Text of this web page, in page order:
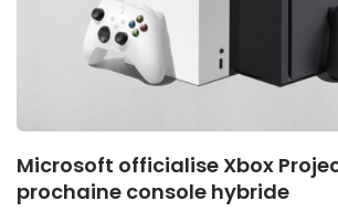
Microsoft officialise Xbox
prochaine console hybride